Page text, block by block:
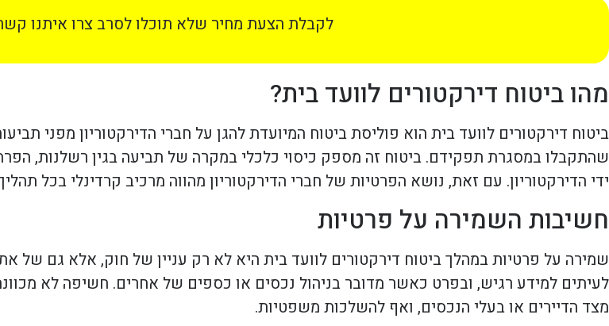
לקבלת הצעת מחיר שלא תוכלו לסרב צרו איתנו
מהו ביטוח דירקטורים לוועד בית?
ביטוח דירקטורים לוועד בית הוא פוליסת ביטוח המיועדת להגן על חברי הדירקטוריון מפני
שהתקבלו במסגרת תפקידם. ביטוח זה מספק כיסוי כלכלי במקרה של תביעה בגין רשלנות,
ידי הדירקטוריון. עם זאת, נושא הפרטיות של חברי הדירקטוריון מהווה מרכיב קרדינלי בכל
חשיבות השמירה על פרטיות
שמירה על פרטיות במהלך ביטוח דירקטורים לוועד בית היא לא רק עניין של חוק, אלא גם של
לעיתים למידע רגיש, ובפרט כאשר מדובר בניהול נכסים או כספים של אחרים. חשיפה לא
מצד הדיירים או בעלי הנכסים, ואף להשלכות משפטיות.